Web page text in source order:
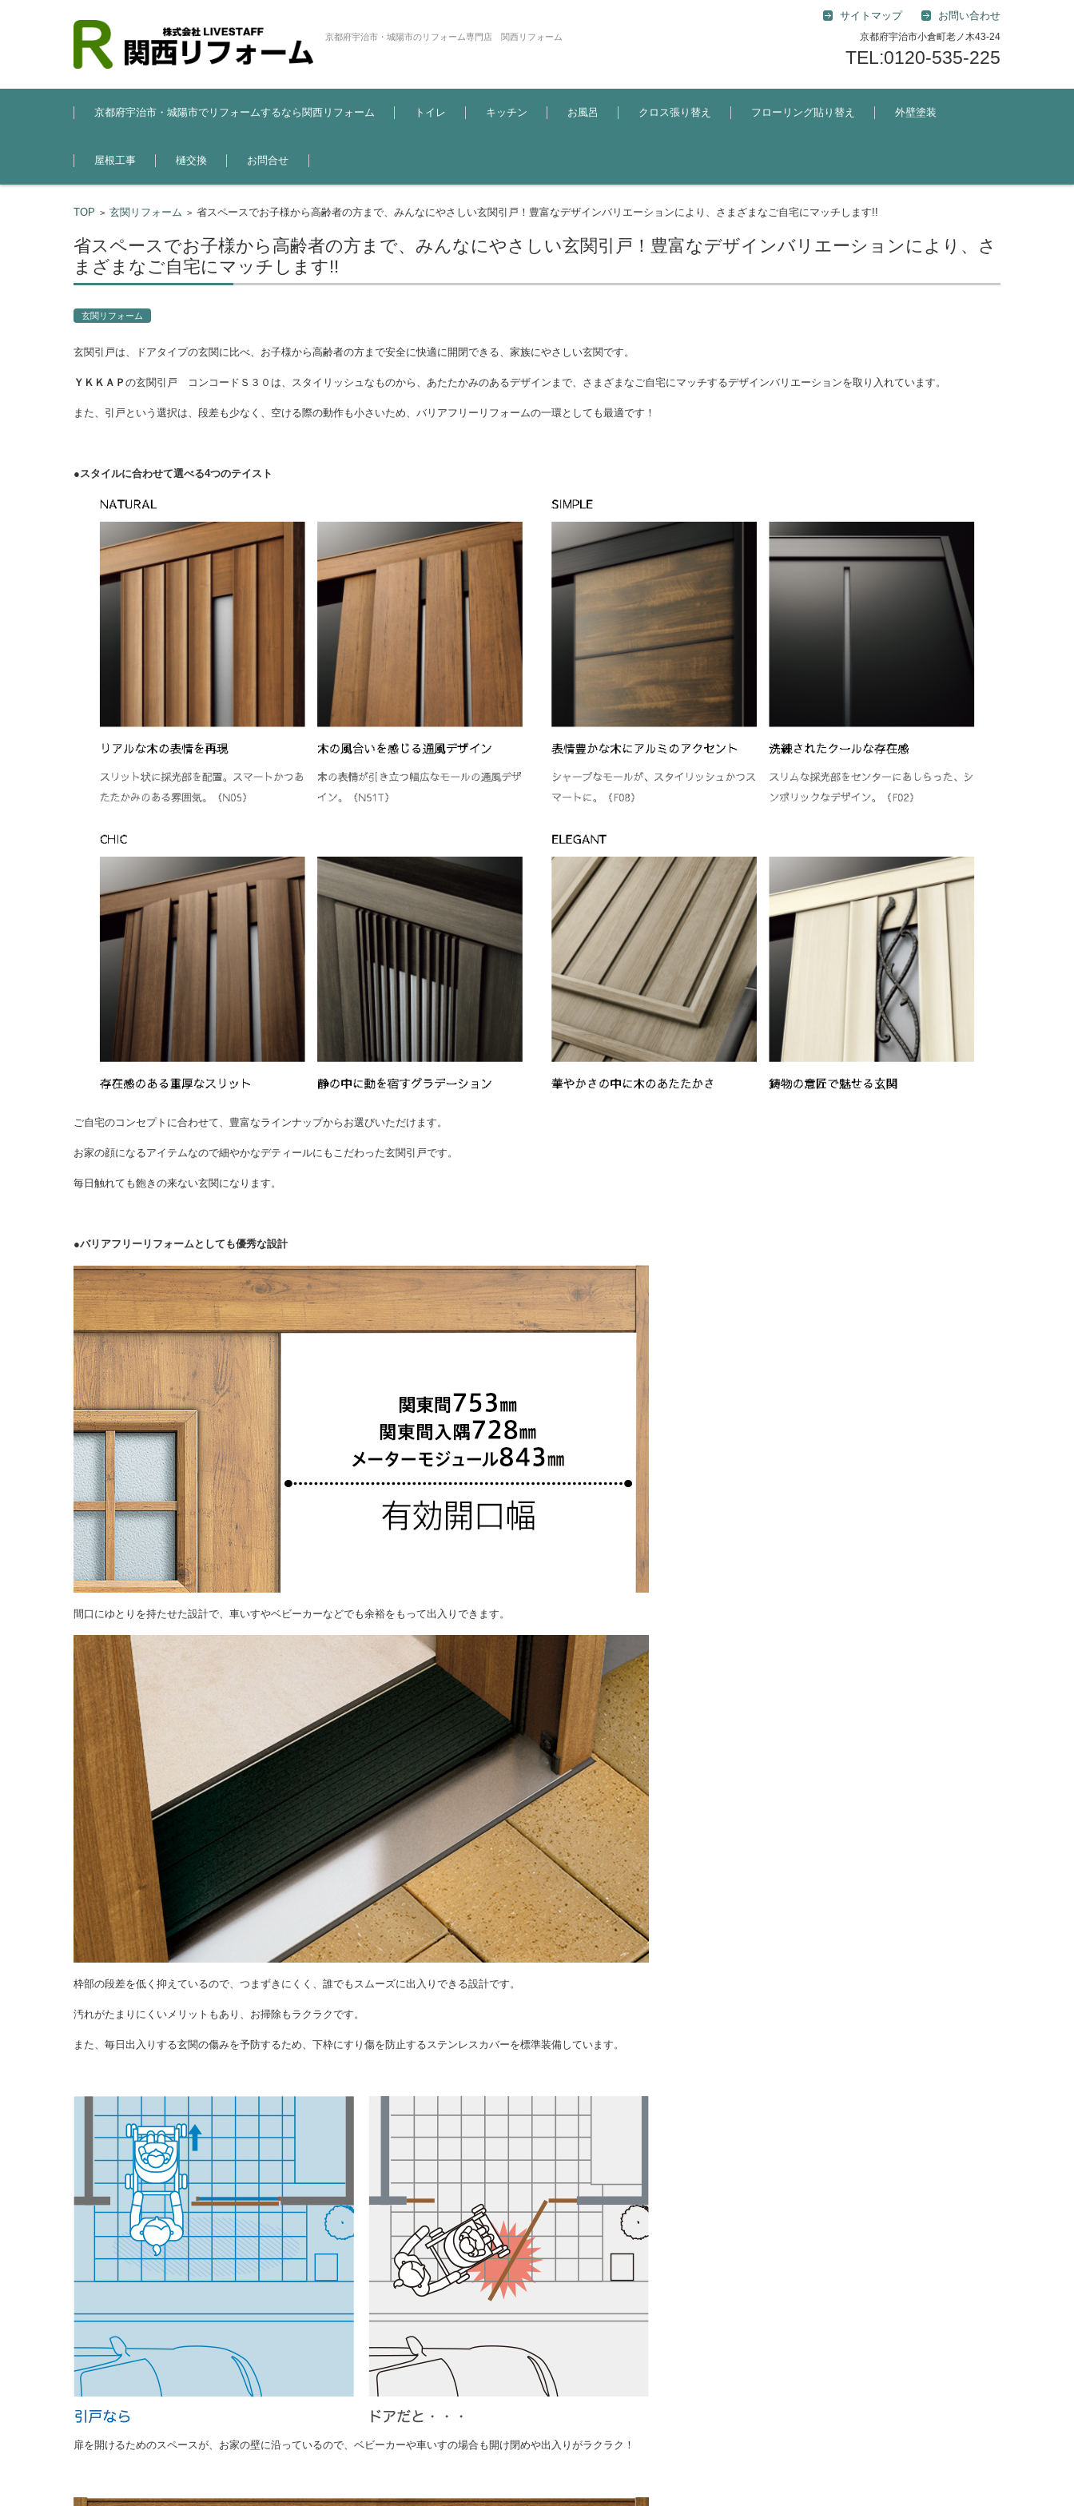
京都府宇治市・城陽市のリフォーム専門店 関西リフォーム
サイトマップ お問い合わせ
京都府宇治市小倉町老ノ木43-24
TEL:0120-535-225
コンテンツに移動
京都府宇治市・城陽市でリフォームするなら関西リフォーム
トイレ キッチン お風呂 クロス張り替え フローリング貼り替え 外壁塗装
屋根工事 樋交換 お問合せ
TOP > 玄関リフォーム > 省スペースでお子様から高齢者の方まで、みんなにやさしい玄関引戸！豊富なデザインバリエーションにより、さまざまなご自宅にマッチします!!
省スペースでお子様から高齢者の方まで、みんなにやさしい玄関引戸！豊富なデザインバリエーションにより、さ
まざまなご自宅にマッチします!!
玄関リフォーム
玄関引戸は、ドアタイプの玄関に比べ、お子様から高齢者の方まで安全に快適に開閉できる、家族にやさしい玄関です。
ＹＫＫＡＰ の玄関引戸 コンコードＳ３０は、スタイリッシュなものから、あたたかみのあるデザインまで、さまざまなご自宅にマッチするデザインバリエーションを取り入れています。
また、引戸という選択は、段差も少なく、空ける際の動作も小さいため、バリアフリーリフォームの一環としても最適です！
●スタイルに合わせて選べる4つのテイスト
ご自宅のコンセプトに合わせて、豊富なラインナップからお選びいただけます。
お家の顔になるアイテムなので細やかなデティールにもこだわった玄関引戸です。
毎日触れても飽きの来ない玄関になります。
●バリアフリーリフォームとしても優秀な設計
間口にゆとりを持たせた設計で、車いすやベビーカーなどでも余裕をもって出入りできます。
枠部の段差を低く抑えているので、つまずきにくく、誰でもスムーズに出入りできる設計です。
汚れがたまりにくいメリットもあり、お掃除もラクラクです。
また、毎日出入りする玄関の傷みを予防するため、下枠にすり傷を防止するステンレスカバーを標準装備しています。
扉を開けるためのスペースが、お家の壁に沿っているので、ベビーカーや車いすの場合も開け閉めや出入りがラクラク！